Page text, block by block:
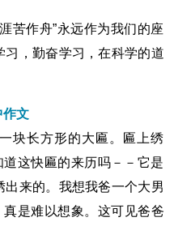
苦作舟”永远作为我们的座
，勤奋学习，在科学的道
作文
块长方形的大匾。匾上绣
道这快匾的来历吗－－它是
来的。我想我爸一个大男
真是难以想象。这可见爸爸